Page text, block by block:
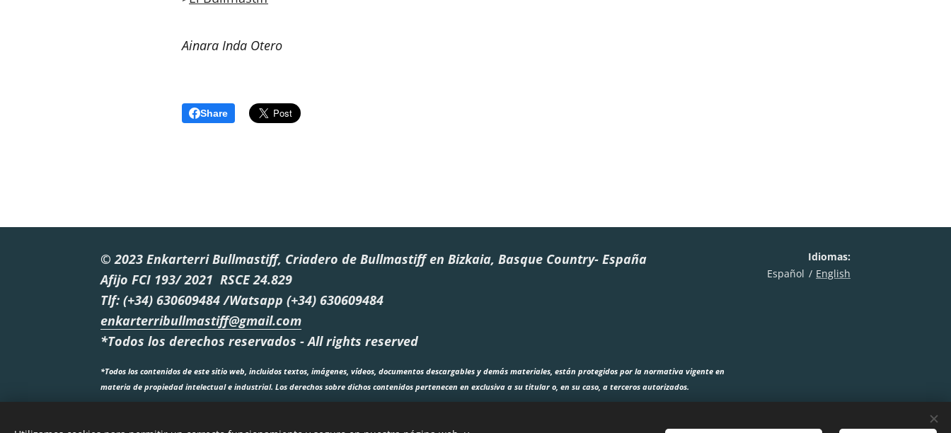
Ainara Inda Otero
Share
© 2023 Enkarterri Bullmastiff, Criadero de Bullmastiff en Bizkaia, Basque Country- España
Afijo FCI 193/ 2021 RSCE 24.829
Tlf: (+34) 630609484 /Watsapp (+34) 630609484
enkarterribullmastiff@gmail.com
*Todos los derechos reservados - All rights reserved
*Todos los contenidos de este sitio web, incluidos textos, imágenes, vídeos, documentos descargables y demás materiales, están protegidos por la normativa vigente en
materia de propiedad intelectual e industrial. Los derechos sobre dichos contenidos pertenecen en exclusiva a su titular o, en su caso, a terceros autorizados.
web sin autorización previa y por escrito de su titular. El uso no autorizado podrá dar lugar a las acciones legales correspondientes
Idiomas
Español
English